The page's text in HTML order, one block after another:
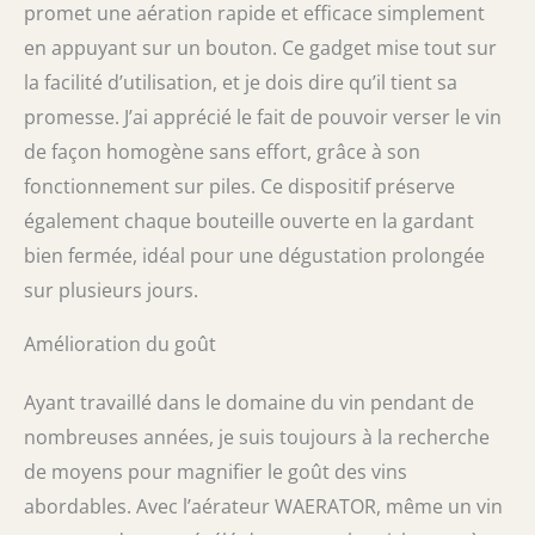
pression sur le bouton.
promet une aération rapide et efficace simplement
en appuyant sur un bouton. Ce gadget mise tout sur
la facilité d’utilisation, et je dois dire qu’il tient sa
promesse. J’ai apprécié le fait de pouvoir verser le vin
de façon homogène sans effort, grâce à son
fonctionnement sur piles. Ce dispositif préserve
également chaque bouteille ouverte en la gardant
bien fermée, idéal pour une dégustation prolongée
sur plusieurs jours.
Amélioration du goût
Ayant travaillé dans le domaine du vin pendant de
nombreuses années, je suis toujours à la recherche
de moyens pour magnifier le goût des vins
abordables. Avec l’aérateur WAERATOR, même un vin